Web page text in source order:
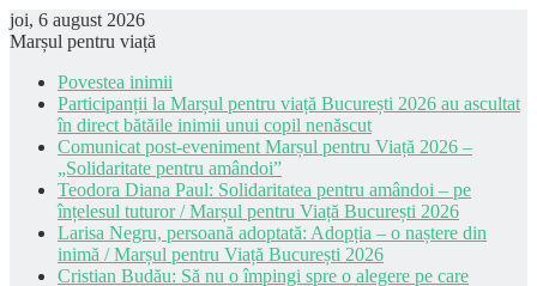
joi, 6 august 2026
Marșul pentru viață
Povestea inimii
Participanții la Marșul pentru viață București 2026 au ascultat
în direct bătăile inimii unui copil nenăscut
Comunicat post-eveniment Marșul pentru Viață 2026 –
„Solidaritate pentru amândoi”
Teodora Diana Paul: Solidaritatea pentru amândoi – pe
înțelesul tuturor / Marșul pentru Viață București 2026
Larisa Negru, persoană adoptată: Adopția – o naștere din
inimă / Marșul pentru Viață București 2026
Cristian Budău: Să nu o împingi spre o alegere pe care